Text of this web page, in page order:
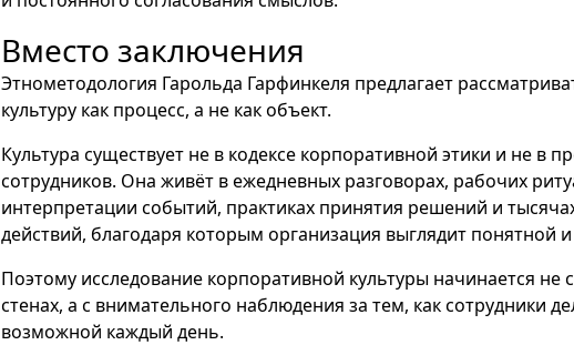
Вместо заключения
Этнометодология Гарольда Гарфинкеля предлагает
культуру как процесс, а не как объект.
Культура существует не в кодексе корпоративной этики и не в
сотрудников. Она живёт в ежедневных разговорах, рабочих
интерпретации событий, практиках принятия решений и
действий, благодаря которым организация выглядит понятной
Поэтому исследование корпоративной культуры начинается не
стенах, а с внимательного наблюдения за тем, как сотрудники
возможной каждый день.